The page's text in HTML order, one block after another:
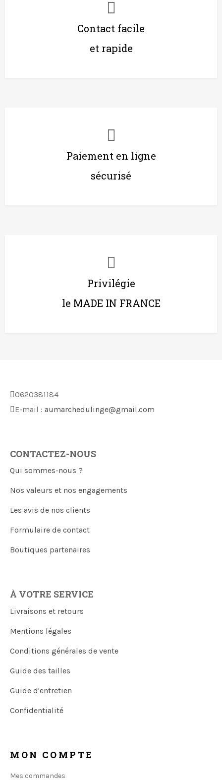
Contact facile
et rapide
Paiement en ligne
sécurisé
Privilégie
le MADE IN FRANCE
0620381184
E-mail : aumarchedulinge@gmail.com
CONTACTEZ-NOUS
Qui sommes-nous ?
Nos valeurs et nos engagements
Les avis de nos clients
Formulaire de contact
Boutiques partenaires
À VOTRE SERVICE
Livraisons et retours
Mentions légales
Conditions générales de vente
Guide des tailles
Guide d'entretien
Confidentialité
MON COMPTE
Mes commandes